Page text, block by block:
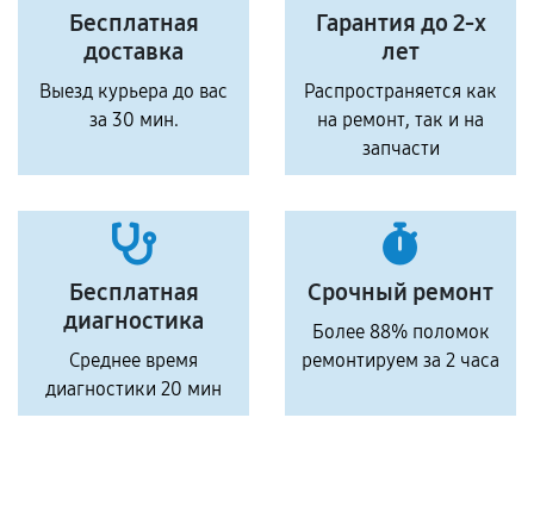
Бесплатная
доставка
Выезд курьера до вас
за 30 мин.
Гарантия до 2-х
лет
Распространяется как
на ремонт, так и на
запчасти
Бесплатная
диагностика
Среднее время
диагностики 20 мин
Срочный ремонт
Более 88% поломок
ремонтируем за 2 часа